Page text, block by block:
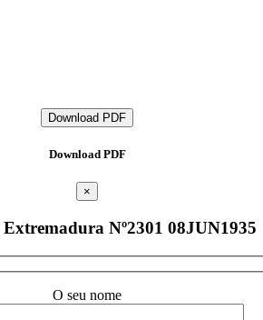
Download PDF
Download PDF
×
Nº2301 08JUN1935
O seu nome